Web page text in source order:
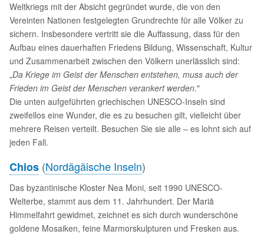
Weltkriegs mit der Absicht gegründet wurde, die von den
Vereinten Nationen festgelegten Grundrechte für alle Völker zu
sichern. Insbesondere vertritt sie die Auffassung, dass für den
Aufbau eines dauerhaften Friedens Bildung, Wissenschaft, Kultur
und Zusammenarbeit zwischen den Völkern unerlässlich sind:
„Da Kriege im Geist der Menschen entstehen, muss auch der
Frieden im Geist der Menschen verankert werden."
Die unten aufgeführten griechischen UNESCO-Inseln sind
zweifellos eine Wunder, die es zu besuchen gilt, vielleicht über
mehrere Reisen verteilt. Besuchen Sie sie alle – es lohnt sich auf
jeden Fall.
Chios (Nordägäische Inseln)
Das byzantinische Kloster Nea Moni, seit 1990 UNESCO-
Welterbe, stammt aus dem 11. Jahrhundert. Der Mariä
Himmelfahrt gewidmet, zeichnet es sich durch wunderschöne
goldene Mosaiken, feine Marmorskulpturen und Fresken aus.